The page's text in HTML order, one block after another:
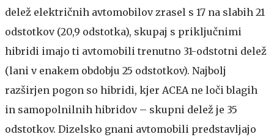
delež električnih avtomobilov zrasel s 17 na slabih 21
odstotkov (20,9 odstotka), skupaj s priključnimi
hibridi imajo ti avtomobili trenutno 31-odstotni delež
(lani v enakem obdobju 25 odstotkov). Najbolj
razširjen pogon so hibridi, kjer ACEA ne loči blagih
in samopolnilnih hibridov – skupni delež je 35
odstotkov. Dizelsko gnani avtomobili predstavljajo